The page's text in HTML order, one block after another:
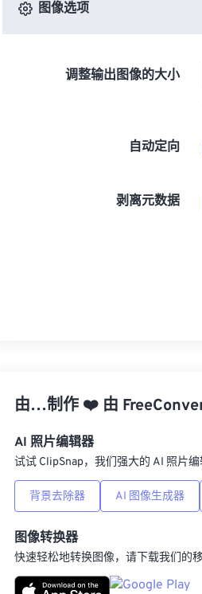
图像选项
调整输出图像的大小
自动定向
剥离元数据
由…制作 ❤️ 由
AI 照片编辑器
试试 ClipSnap，我们强大的 AI 照片编
背景去除器 AI 图像生成器
图像转换器
快速轻松地转换图像，请下载我们的